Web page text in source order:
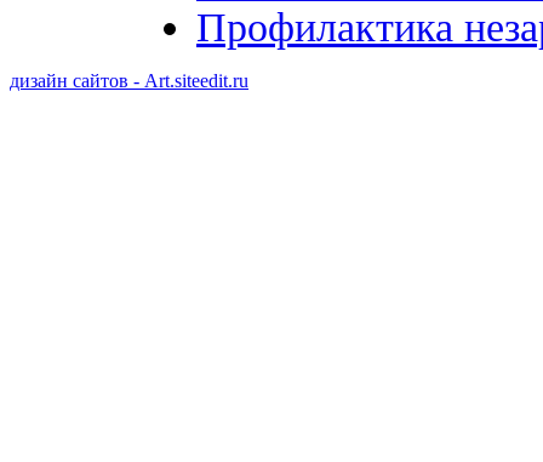
Профилактика
дизайн сайтов - Art.siteedit.ru